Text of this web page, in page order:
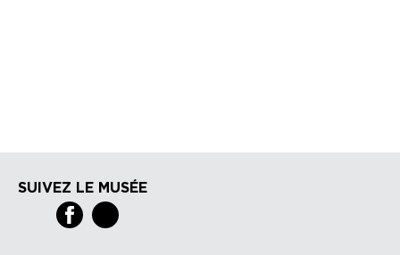
SUIVEZ LE MUSÉE